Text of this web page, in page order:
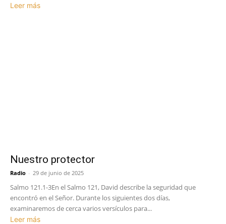
Leer más
Nuestro protector
Radio - 29 de junio de 2025
Salmo 121.1-3En el Salmo 121, David describe la seguridad que
encontró en el Señor. Durante los siguientes dos días,
examinaremos de cerca varios versículos para...
Leer más